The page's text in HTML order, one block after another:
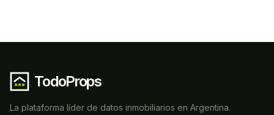
TodoProps
La plataforma líder de datos inmobiliarios en Argentina.